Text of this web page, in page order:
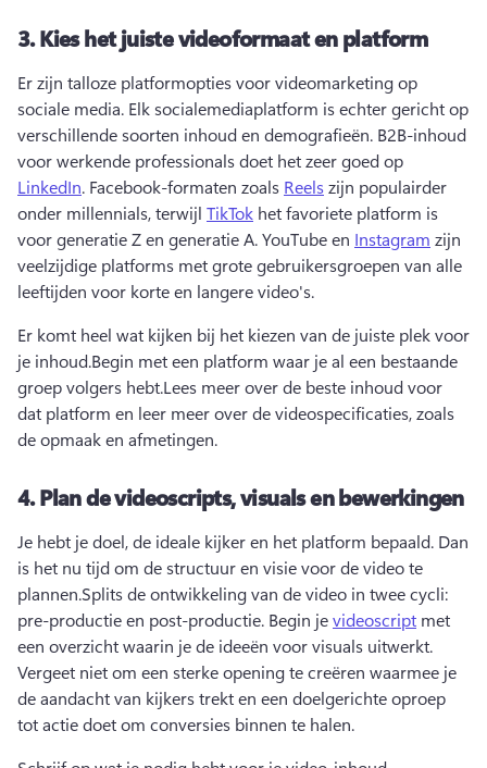
3.Kies het juiste videoformaat en platform
Er zijn talloze platformopties voor videomarketing op
sociale media. Elk socialemediaplatform is echter gericht op
verschillende soorten inhoud en demografieën. B2B-inhoud
voor werkende professionals doet het zeer goed op
LinkedIn. Facebook-formaten zoals Reels zijn populairder
onder millennials, terwijl TikTok het favoriete platform is
voor generatie Z en generatie A. YouTube en Instagram zijn
veelzijdige platforms met grote gebruikersgroepen van alle
leeftijden voor korte en langere video's.
Er komt heel wat kijken bij het kiezen van de juiste plek voor
je inhoud.Begin met een platform waar je al een bestaande
groep volgers hebt.Lees meer over de beste inhoud voor
dat platform en leer meer over de videospecificaties, zoals
de opmaak en afmetingen.
4.Plan de videoscripts, visuals en bewerkingen
Je hebt je doel, de ideale kijker en het platform bepaald. Dan
is het nu tijd om de structuur en visie voor de video te
plannen.Splits de ontwikkeling van de video in twee cycli:
pre-productie en post-productie. Begin je videoscript met
Vergeet niet om een sterke opening te creëren waarmee je
de aandacht van kijkers trekt en een doelgerichte oproep
tot actie doet om conversies binnen te halen.